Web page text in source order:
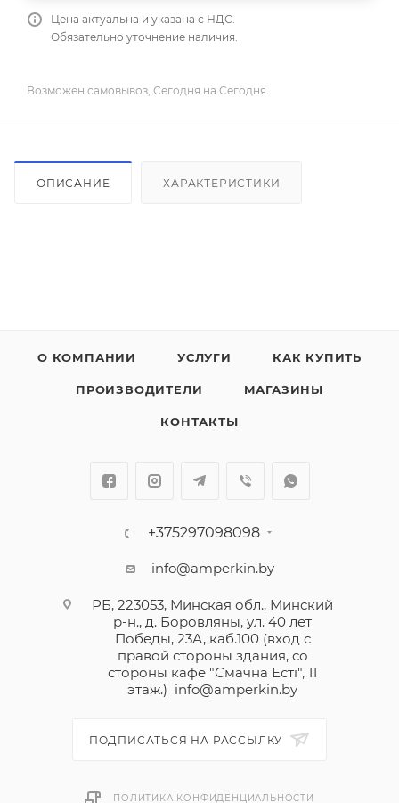
Цена актуальна и указана с НДС.
Обязательно уточнение наличия.
Возможен самовывоз, Сегодня на Сегодня.
ОПИСАНИЕ ХАРАКТЕРИСТИКИ
О КОМПАНИИ УСЛУГИ КАК КУПИТЬ
ПРОИЗВОДИТЕЛИ МАГАЗИНЫ
КОНТАКТЫ
+375297098098
info@amperkin.by
РБ, 223053, Минская обл., Минский
р-н., д. Боровляны, ул. 40 лет
Победы, 23А, каб.100 (вход с
правой стороны здания, со
стороны кафе "Смачна Естi", 11
этаж.) info@amperkin.by
ПОДПИСАТЬСЯ НА РАССЫЛКУ
ПОЛИТИКА КОНФИДЕНЦИАЛЬНОСТИ